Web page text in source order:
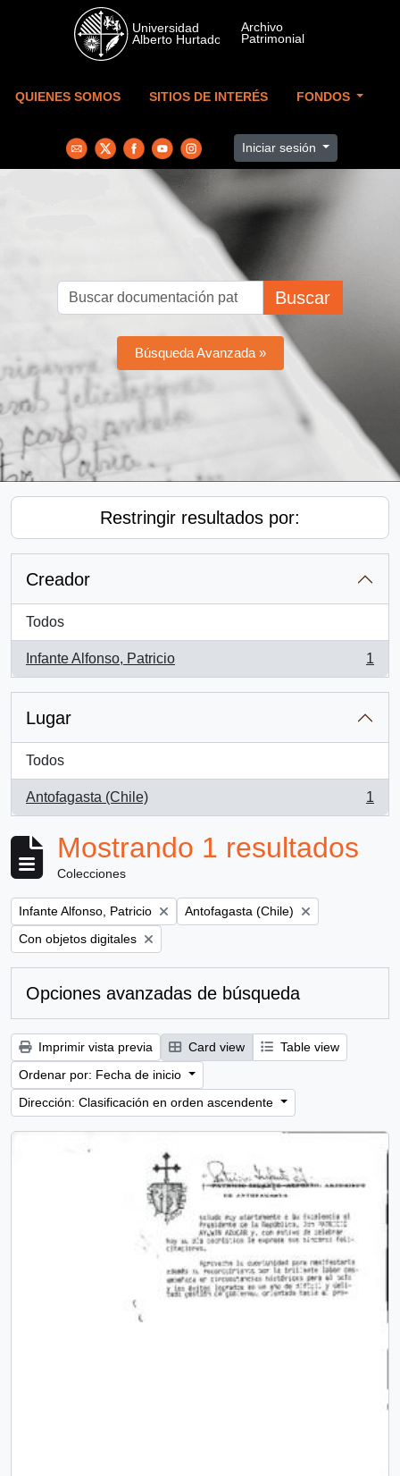
Skip to main content
QUIENES SOMOS SITIOS DE INTERÉS FONDOS
Iniciar sesión
Buscar
Búsqueda Avanzada »
Restringir resultados por:
Creador
Todos
Infante Alfonso, Patricio
, 1 resultados
1
Lugar
Todos
Antofagasta (Chile)
, 1 resultados
1
Mostrando 1 resultados
Colecciones
Remove filter:
Infante Alfonso, Patricio Remove filter:
Antofagasta (Chile)
Remove filter:
Con objetos digitales
Opciones avanzadas de búsqueda
Imprimir vista previa Card view
Table view
Ordenar por: Fecha de inicio
Dirección: Clasificación en orden ascendente